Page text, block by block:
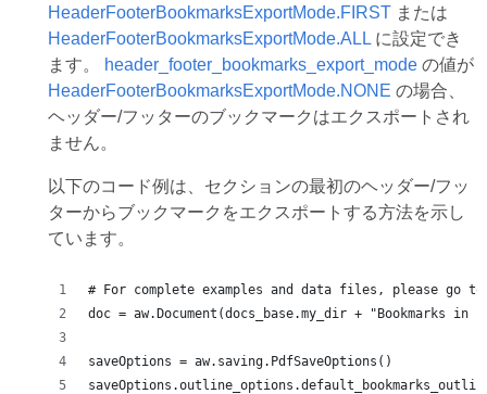
HeaderFooterBookmarksExportMode.FIRSTまたは
HeaderFooterBookmarksExportMode.ALLに設定でき
ます。
header_footer_bookmarks_export_modeの値が
HeaderFooterBookmarksExportMode.NONE の場合、
ヘッダー/フッターのブックマークはエクスポートされ
ません。
以下のコード例は、セクションの最初のヘッダー/フッ
ターからブックマークをエクスポートする方法を示し
ています。
# For complete examples and data files, please go to
doc = aw.Document(docs_base.my_dir + "Bookmarks
saveOptions = aw.saving.PdfSaveOptions()